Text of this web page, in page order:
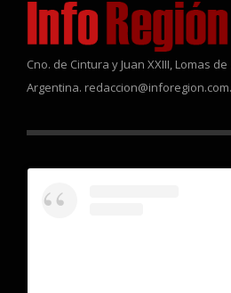
Cno. de Cintura y Juan XXIII, Lomas
Argentina.